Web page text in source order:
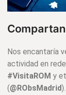
Nos encantaría
actividad en
#VisitaROM y
(@RObsMadrid